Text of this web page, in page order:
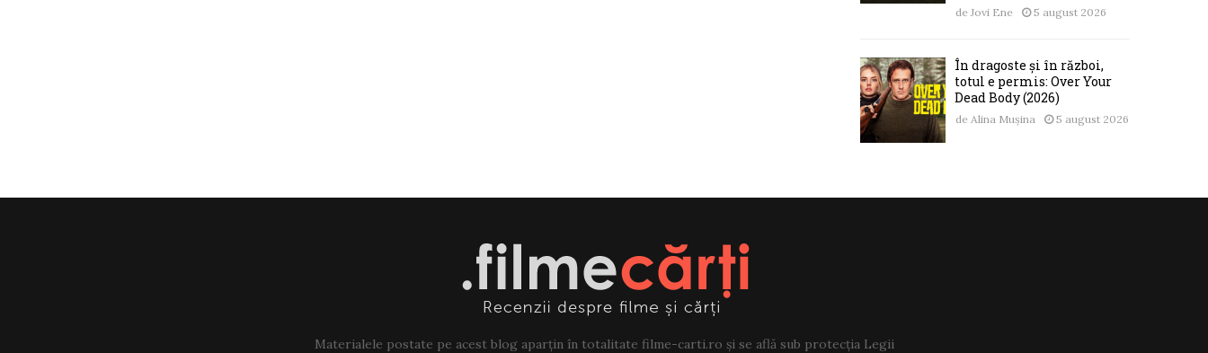
de Jovi Ene 5 august 2026
În dragoste și în război,
totul e permis: Over Your
Dead Body (2026)
de Alina Mușina 5 august 2026
Materialele postate pe acest blog aparțin în totalitate filme-carti.ro și se află sub protecția Legii